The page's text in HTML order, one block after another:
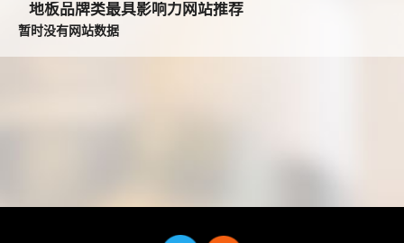
地板品牌类最具影响力网站推荐
暂时没有网站数据